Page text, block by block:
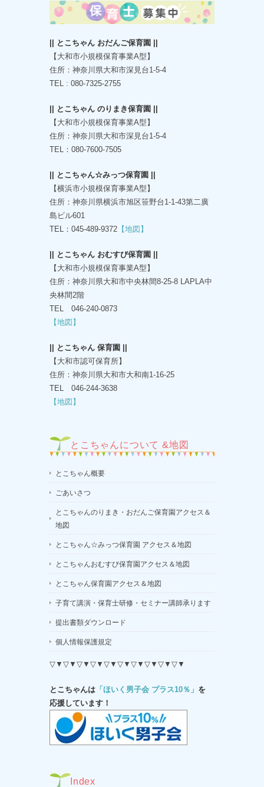
|| とこちゃん おだんご保育園 ||
【大和市小規模保育事業A型】
住所：神奈川県大和市深見台1-5-4
TEL : 080-7325-2755
|| とこちゃん のりまき保育園 ||
【大和市小規模保育事業A型】
住所：神奈川県大和市深見台1-5-4
TEL：080-7600-7505
|| とこちゃん☆みっつ保育園 ||
【横浜市小規模保育事業A型】
住所：神奈川県横浜市旭区笹野台1-1-43第二廣
島ビル601
TEL：045-489-9372 【地図】
|| とこちゃん おむすび保育園 ||
【大和市小規模保育事業A型】
住所：神奈川県大和市中央林間8-25-8 LAPLA中
央林間2階
TEL 046-240-0873
【地図】
|| とこちゃん 保育園 ||
【大和市認可保育所】
住所：神奈川県大和市大和南1-16-25
TEL 046-244-3638
【地図】
とこちゃんについて &地図
とこちゃん概要
ごあいさつ
とこちゃんのりまき・おだんご保育園アクセス＆
地図
とこちゃん☆みっつ保育園 アクセス＆地図
とこちゃんおむすび保育園アクセス＆地図
とこちゃん保育園アクセス＆地図
子育て講演・保育士研修・セミナー講師承ります
提出書類ダウンロード
個人情報保護規定
▽▼▽▼▽▼▽▼▽▼▽▼▽▼▽▼▽▼▽▼
とこちゃんは 「ほいく男子会 プラス10％」 を
応援しています！
Index